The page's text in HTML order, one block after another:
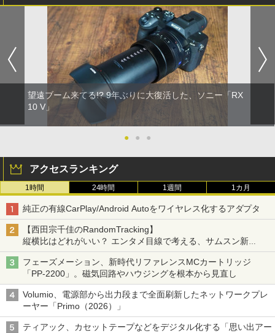
望遠ブーム来てる!? 9年ぶりに大復活した、ソニー「RX
10 V」
● ● ●
アクセスランキング
1時間 24時間 1週間 1カ月
純正の有線CarPlay/Android Autoをワイヤレス化するアダプタ
【西田宗千佳のRandomTracking】
縦横比はどれがいい？ エンタメ目線で考える、サムスン新
「Galaxy Z Fold」
フェーズメーション、新時代リファレンスMCカートリッジ
「PP-2200」。磁気回路やハウジングを根本から見直し
Volumio、電源部から出力段まで全面刷新したネットワークプレ
ーヤー「Primo（2026）」
ティアック、カセットテープなどをデジタル化する「思い出アー